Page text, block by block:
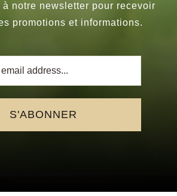
notre newsletter pour recevoir
promotions et informations.
S'ABONNER